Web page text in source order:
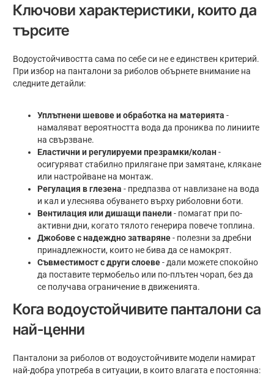
Ключови характеристики, които да
търсите
Водоустойчивостта сама по себе си не е единствен критерий.
При избор на панталони за риболов обърнете внимание на
следните детайли:
Уплътнени шевове и обработка на материята -
намаляват вероятността вода да прониква по линиите
на свързване.
Еластични и регулируеми презрамки/колан-
осигуряват стабилно прилягане при замятане, клякане
или настройване на монтаж.
Регулация в глезена - предпазва от навлизане на вода
и кал и улеснява обуването върху риболовни боти.
Вентилация или дишащи панели- помагат при по-
активни дни, когато тялото генерира повече топлина.
Джобове с надеждно затваряне- полезни за дребни
принадлежности, които не бива да се намокрят.
Съвместимост с други слоеве- дали можете спокойно
да поставите термобельо или по-плътен чорап, без да
се получава ограничение в движенията.
Кога водоустойчивите панталони са
най-ценни
Панталони за риболов от водоустойчивите модели намират
най-добра употреба в ситуации, в които влагата е постоянна: